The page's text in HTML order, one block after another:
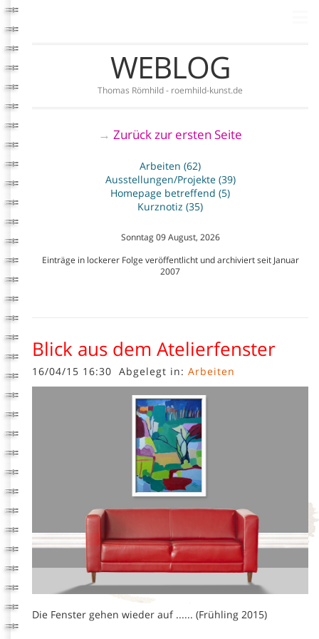
WEBLOG
Thomas Römhild - roemhild-kunst.de
→ Zurück zur ersten Seite
Arbeiten (62)
Ausstellungen/Projekte (39)
Homepage betreffend (5)
Kurznotiz (35)
Sonntag 09 August, 2026
Einträge in lockerer Folge veröffentlicht und archiviert seit Januar
2007
Blick aus dem Atelierfenster
16/04/15 16:30 Abgelegt in: Arbeiten
Die Fenster gehen wieder auf ...... (Frühling 2015)